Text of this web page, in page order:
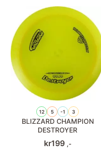
12 5 -1 3
BLIZZARD CHAMPION
DESTROYER
kr199 ,-